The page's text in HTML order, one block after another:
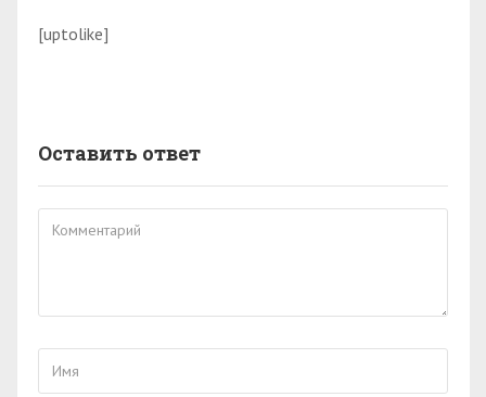
[uptolike]
Оставить ответ